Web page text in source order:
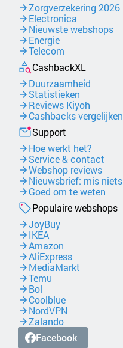
Zorgverzekering 2026
Electronica
Nieuwste webshops
Energie
Telecom
CashbackXL
Duurzaamheid
Statistieken
Reviews Kiyoh
Cashbacks vergelijken
Support
Hoe werkt het?
Service & contact
Webshop reviews
Nieuwsbrief: mis niets
Goed om te weten
Populaire webshops
JoyBuy
IKEA
Amazon
AliExpress
MediaMarkt
Temu
Bol
Coolblue
NordVPN
Zalando
Facebook